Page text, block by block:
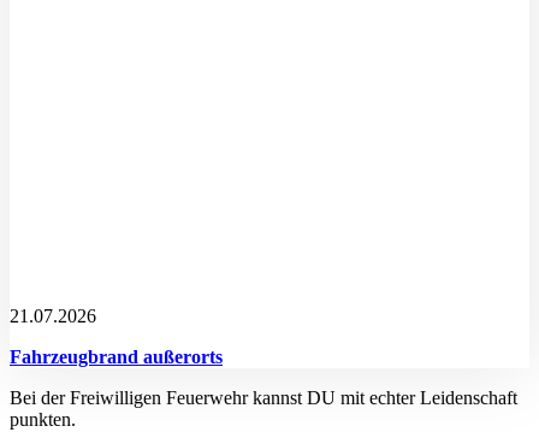
21.07.2026
Fahrzeugbrand außerorts
Bei der Freiwilligen Feuerwehr kannst DU mit echter Leidenschaft
punkten.